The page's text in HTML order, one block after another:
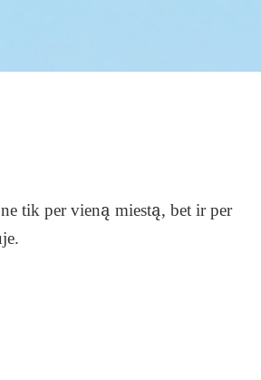
tik per vieną miestą, bet ir per